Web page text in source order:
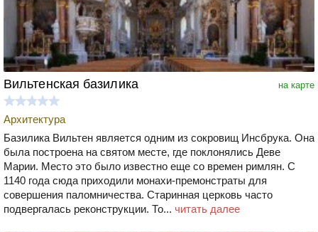
на карте
Вильтенская базилика
Архитектура
Базилика Вильтен является одним из сокровищ Инсбрука. Она
была построена на святом месте, где поклонялись Деве
Марии. Место это было известно еще со времен римлян. С
1140 года сюда приходили монахи-премонстраты для
совершения паломничества. Старинная церковь часто
подвергалась реконструкции. То... читать далее